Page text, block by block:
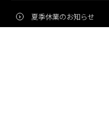
夏季休業のお知らせ